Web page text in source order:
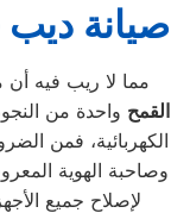
صيانة ديب
مما لا ريب فيه أن
القمح واحدة من
الكهربائية، فمن
وصاحبة الهوية
لإصلاح جميع